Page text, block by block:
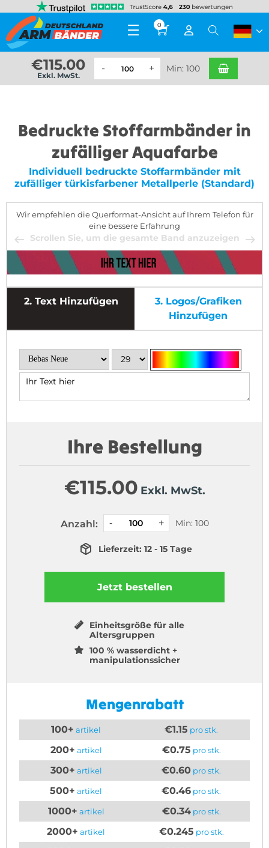
0
€115.00
Exkl. MwSt.
Min: 100
Bedruckte Stoffarmbänder in
zufälliger Aquafarbe
Individuell bedruckte Stoffarmbänder mit
zufälliger türkisfarbener Metallperle (Standard)
Wir empfehlen die Querformat-Ansicht auf Ihrem Telefon für
eine bessere Erfahrung
Scrollen Sie, um die gesamte Band anzuzeigen
2. Text Hinzufügen 3. Logos/Grafiken
Hinzufügen
Ihre Bestellung
€115.00 Exkl. MwSt.
Anzahl: Min: 100
Lieferzeit: 12 - 15 Tage
Jetzt bestellen
Einheitsgröße für alle
Altersgruppen
100 % wasserdicht +
manipulationssicher
Mengenrabatt
100+ artikel €1.15 pro stk.
200+ artikel €0.75 pro stk.
300+ artikel €0.60 pro stk.
500+ artikel €0.46 pro stk.
1000+ artikel €0.34pro stk.
2000+ artikel €0.245 pro stk.